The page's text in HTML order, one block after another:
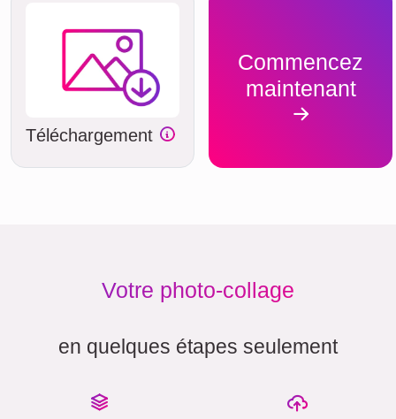
Téléchargement
Commencez
maintenant
Votre photo-collage
en quelques étapes seulement